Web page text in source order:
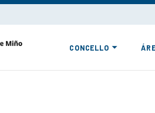
CONCELLO